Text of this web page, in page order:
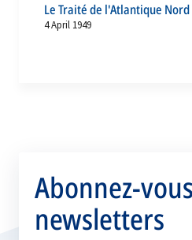
Le Traité de l'Atlantique Nord
4 April 1949
Abonnez-
newsletters